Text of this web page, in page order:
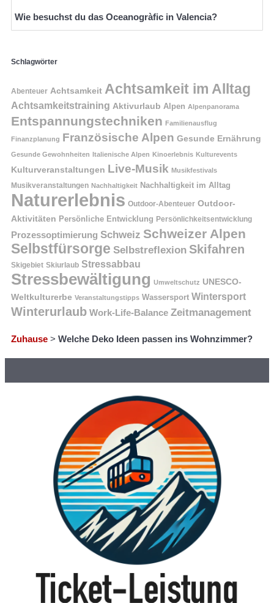
Wie besuchst du das Oceanogràfic in Valencia?
Schlagwörter
Abenteuer Achtsamkeit Achtsamkeit im Alltag
Achtsamkeitstraining Aktivurlaub Alpen Alpenpanorama
Entspannungstechniken Familienausflug
Finanzplanung Französische Alpen Gesunde Ernährung
Gesunde Gewohnheiten Italienische Alpen Kinoerlebnis Kulturevents
Kulturveranstaltungen Live-Musik Musikfestivals
Musikveranstaltungen Nachhaltigkeit Nachhaltigkeit im Alltag
Naturerlebnis Outdoor-Abenteuer Outdoor-
Aktivitäten Persönliche Entwicklung Persönlichkeitsentwicklung
Prozessoptimierung Schweiz Schweizer Alpen
Selbstfürsorge Selbstreflexion Skifahren
Skigebiet Skiurlaub Stressabbau
Stressbewältigung Umweltschutz UNESCO-
Weltkulturerbe Veranstaltungstipps Wassersport Wintersport
Winterurlaub Work-Life-Balance Zeitmanagement
Zuhause > Welche Deko Ideen passen ins Wohnzimmer?